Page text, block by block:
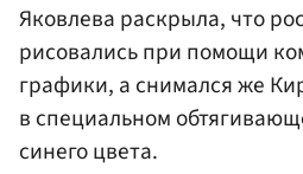
Яковлева раскрыла, что
рисовались при помощи
графики, а снимался же
в специальном
синего цвета.